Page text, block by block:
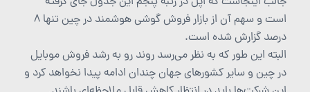
است و سهم آن از بازار فروش گوشی هوشمند در چین تنها ۸
درصد گزارش شده است.
البته این طور که به نظر می‌رسد روند رو به رشد فروش موبایل
در چین و سایر کشورهای جهان چندان ادامه پیدا نخواهد کرد و